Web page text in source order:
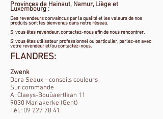
Provinces de Hainaut, Namur, Liège et
Luxembourg :
Des revendeurs convaincus par la qualité et les valeurs de nos
produits sont les bienvenus dans notre réseau.
Si vous êtes revendeur, contactez-nous afin de nous rencontrer.
Si vous êtes utilisateur professionnel ou particulier, parlez-en avec
votre revendeur et/ou contactez-nous.
​FLANDRES:
Zwenk
Dora Seaux - conseils couleurs
Sur commande
A. Claeys-Bouüaertlaan 11
9030 Mariakerke (Gent)
Tél.: 09 227 78 41